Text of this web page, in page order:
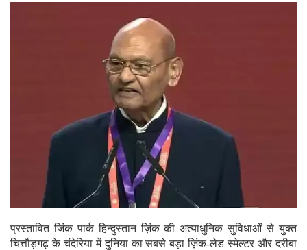
प्रस्तावित जिंक पार्क हिन्दुस्तान ज़िंक की अत्याधुनिक सुविधाओं से युक्त
चित्तौड़गढ़ के चंदेरिया में दुनिया का सबसे बड़ा ज़िंक-लेड स्मेल्टर और दरीबा